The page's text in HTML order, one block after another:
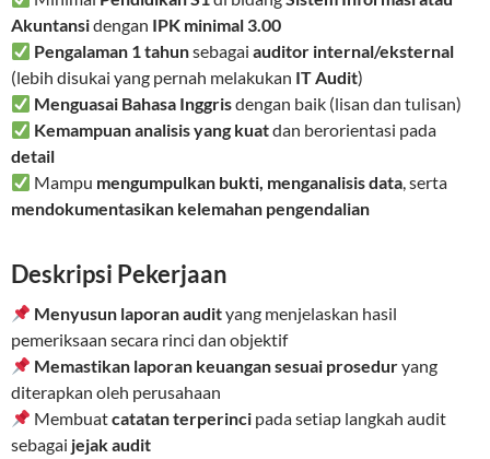
Akuntansidengan IPK minimal 3.00
Pengalaman 1 tahunsebagaiauditor internal/eksternal
(lebih disukai yang pernah melakukan IT Audit)
Menguasai Bahasa Inggrisdengan baik (lisan dan tulisan)
Kemampuan analisis yang kuatdan berorientasi pada
detail
Mampu mengumpulkan bukti, menganalisis data, serta
mendokumentasikan kelemahan pengendalian
Deskripsi Pekerjaan
Menyusun laporan audityang menjelaskan hasil
pemeriksaan secara rinci dan objektif
Memastikan laporan keuangan sesuai proseduryang
diterapkan oleh perusahaan
Membuatcatatan terperinci pada setiap langkah audit
sebagai jejak audit